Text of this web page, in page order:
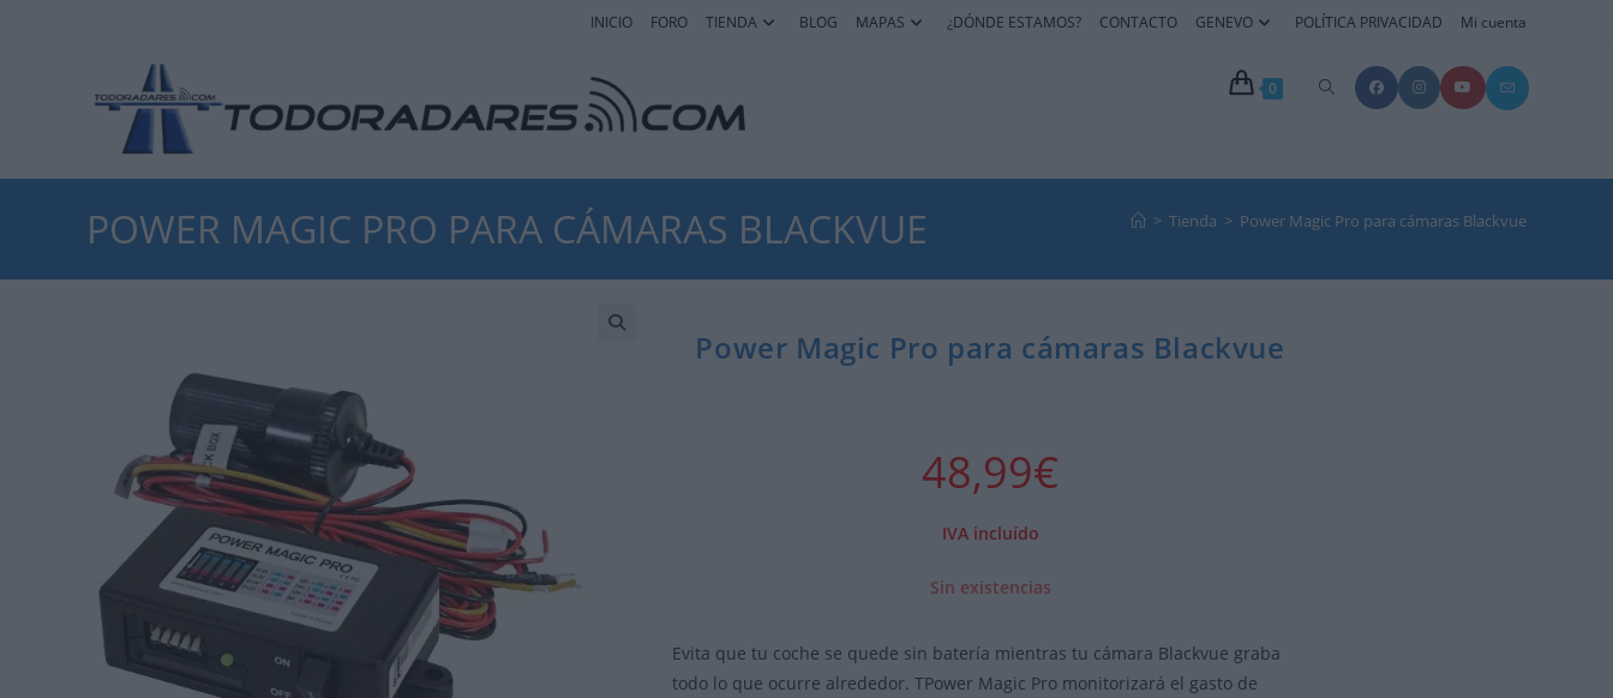
INICIO FORO TIENDA BLOG MAPAS ¿DÓNDE ESTAMOS? CONTACTO GENEVO POLÍTICA PRIVACIDAD Mi cuenta
0
POWER MAGIC PRO PARA CÁMARAS BLACKVUE > Tienda > Power Magic Pro para cámaras Blackvue
Power Magic Pro para cámaras Blackvue
48,99€
IVA incluído
Sin existencias
Evita que tu coche se quede sin batería mientras tu cámara Blackvue graba
todo lo que ocurre alrededor. TPower Magic Pro monitorizará el gasto de